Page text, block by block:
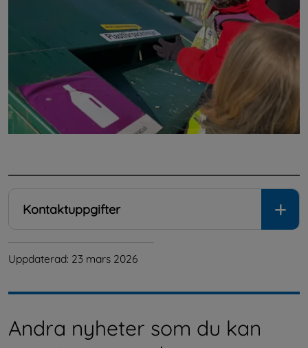
Kontaktuppgifter
Uppdaterad: 23 mars 2026
Andra nyheter som du kan